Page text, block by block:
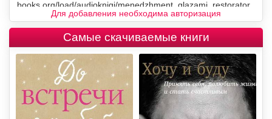
Для добавления необходима авторизация
Самые скачиваемые книги